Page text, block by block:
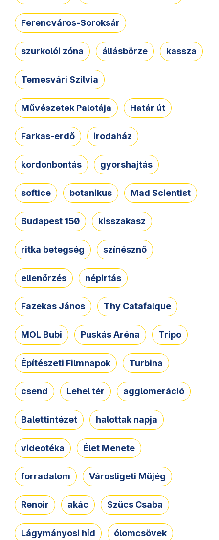
Ferencváros-Soroksár
szurkolói zóna állásbörze kassza
Temesvári Szilvia
Művészetek Palotája Határ út
Farkas-erdő irodaház
kordonbontás gyorshajtás
softice botanikus Mad Scientist
Budapest 150 kisszakasz
ritka betegség színésznő
ellenőrzés népirtás
Fazekas János Thy Catafalque
MOL Bubi Puskás Aréna Tripo
Építészeti Filmnapok Turbina
csend Lehel tér agglomeráció
Balettintézet halottak napja
videotéka Élet Menete
forradalom Városligeti Műjég
Renoir akác Szűcs Csaba
Lágymányosi híd ólomcsövek